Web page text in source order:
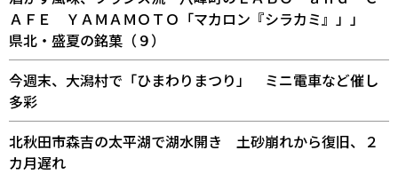
ＡＦＥ ＹＡＭＡＭＯＴＯ「マカロン『シラカミ』」」
県北・盛夏の銘菓（９）
今週末、大潟村で「ひまわりまつり」 ミニ電車など催し
多彩
北秋田市森吉の太平湖で湖水開き 土砂崩れから復旧、２
カ月遅れ